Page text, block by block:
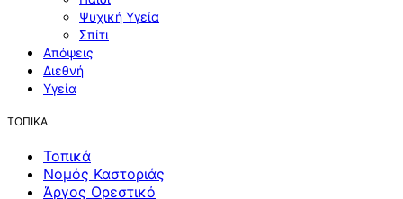
Ψυχική Υγεία
Σπίτι
Απόψεις
Διεθνή
Υγεία
ΤΟΠΙΚΑ
Τοπικά
Νομός Καστοριάς
Άργος Ορεστικό